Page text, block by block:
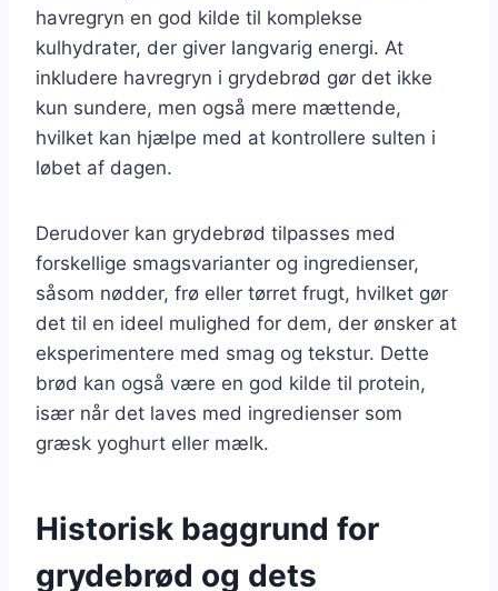
havregryn en god kilde til komplekse
kulhydrater, der giver langvarig energi. At
inkludere havregryn i grydebrød gør det ikke
kun sundere, men også mere mættende,
hvilket kan hjælpe med at kontrollere sulten i
løbet af dagen.
Derudover kan grydebrød tilpasses med
forskellige smagsvarianter og ingredienser,
såsom nødder, frø eller tørret frugt, hvilket gør
det til en ideel mulighed for dem, der ønsker at
eksperimentere med smag og tekstur. Dette
brød kan også være en god kilde til protein,
især når det laves med ingredienser som
græsk yoghurt eller mælk.
Historisk baggrund for
grydebrød og dets